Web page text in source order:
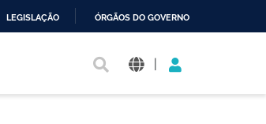
LEGISLAÇÃO ÓRGÃOS DO GOVERNO
|